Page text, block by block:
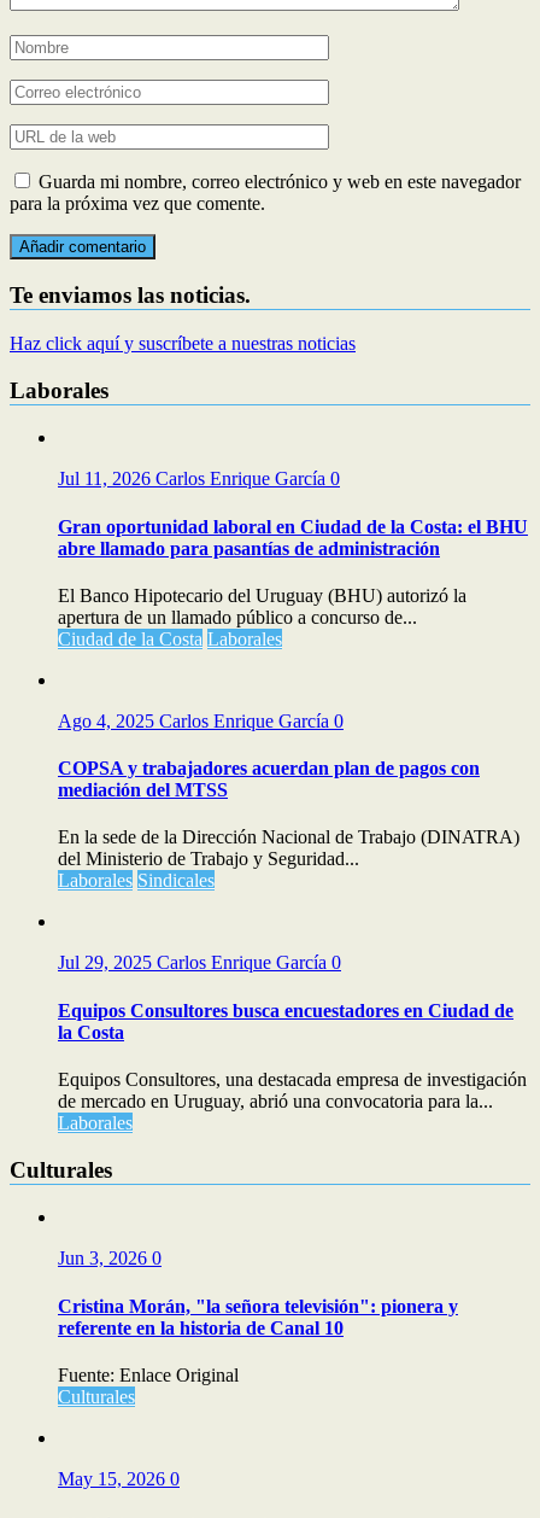
Guarda mi nombre, correo electrónico y web en este navegador
para la próxima vez que comente.
Te enviamos las noticias.
Haz click aquí y suscríbete a nuestras noticias
Laborales
Jul 11, 2026 Carlos Enrique García 0
Gran oportunidad laboral en Ciudad de la Costa: el BHU
abre llamado para pasantías de administración
El Banco Hipotecario del Uruguay (BHU) autorizó la
apertura de un llamado público a concurso de...
Ciudad de la Costa Laborales
Ago 4, 2025 Carlos Enrique García 0
COPSA y trabajadores acuerdan plan de pagos con
mediación del MTSS
En la sede de la Dirección Nacional de Trabajo (DINATRA)
del Ministerio de Trabajo y Seguridad...
Laborales Sindicales
Jul 29, 2025 Carlos Enrique García 0
Equipos Consultores busca encuestadores en Ciudad de
la Costa
Equipos Consultores, una destacada empresa de investigación
de mercado en Uruguay, abrió una convocatoria para la...
Laborales
Culturales
Jun 3, 2026 0
Cristina Morán, "la señora televisión": pionera y
referente en la historia de Canal 10
Fuente: Enlace Original
Culturales
May 15, 2026 0